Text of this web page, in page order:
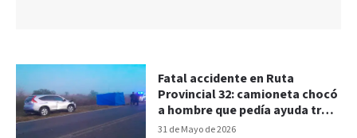
31 de Mayo de 2026
Fatal accidente en Ruta
Provincial 32: camioneta chocó
a hombre que pedía ayuda tras
despiste